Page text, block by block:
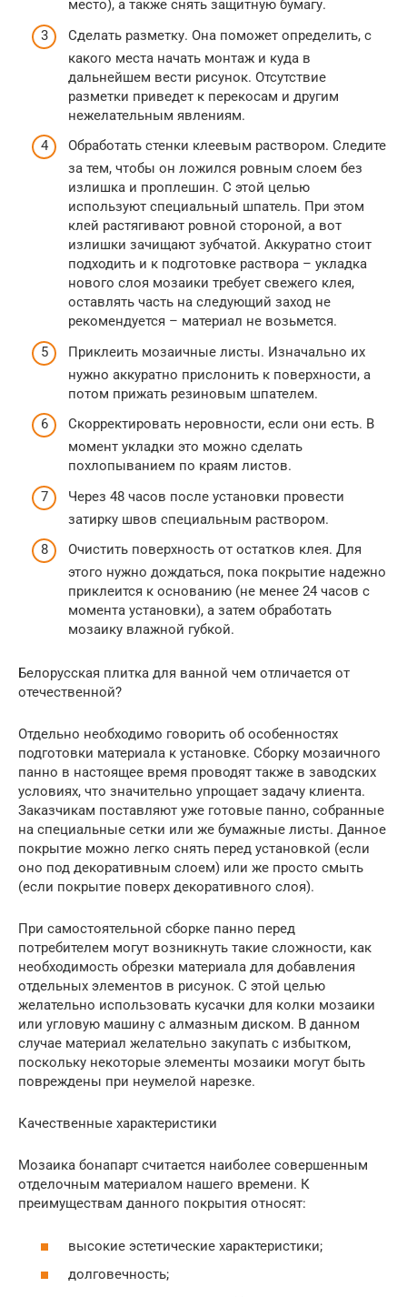
место), а также снять защитную бумагу.
Сделать разметку. Она поможет определить, с
какого места начать монтаж и куда в
дальнейшем вести рисунок. Отсутствие
разметки приведет к перекосам и другим
нежелательным явлениям.
Обработать стенки клеевым раствором. Следите
за тем, чтобы он ложился ровным слоем без
излишка и проплешин. С этой целью
используют специальный шпатель. При этом
клей растягивают ровной стороной, а вот
излишки зачищают зубчатой. Аккуратно стоит
подходить и к подготовке раствора – укладка
нового слоя мозаики требует свежего клея,
оставлять часть на следующий заход не
рекомендуется – материал не возьмется.
Приклеить мозаичные листы. Изначально их
нужно аккуратно прислонить к поверхности, а
потом прижать резиновым шпателем.
Скорректировать неровности, если они есть. В
момент укладки это можно сделать
похлопыванием по краям листов.
Через 48 часов после установки провести
затирку швов специальным раствором.
Очистить поверхность от остатков клея. Для
этого нужно дождаться, пока покрытие надежно
приклеится к основанию (не менее 24 часов с
момента установки), а затем обработать
мозаику влажной губкой.
Белорусская плитка для ванной чем отличается от
отечественной?
Отдельно необходимо говорить об особенностях
подготовки материала к установке. Сборку мозаичного
панно в настоящее время проводят также в заводских
условиях, что значительно упрощает задачу клиента.
Заказчикам поставляют уже готовые панно, собранные
на специальные сетки или же бумажные листы. Данное
покрытие можно легко снять перед установкой (если
оно под декоративным слоем) или же просто смыть
(если покрытие поверх декоративного слоя).
При самостоятельной сборке панно перед
потребителем могут возникнуть такие сложности, как
необходимость обрезки материала для добавления
отдельных элементов в рисунок. С этой целью
желательно использовать кусачки для колки мозаики
или угловую машину с алмазным диском. В данном
случае материал желательно закупать с избытком,
поскольку некоторые элементы мозаики могут быть
повреждены при неумелой нарезке.
Качественные характеристики
Мозаика бонапарт считается наиболее совершенным
отделочным материалом нашего времени. К
преимуществам данного покрытия относят:
высокие эстетические характеристики;
долговечность;